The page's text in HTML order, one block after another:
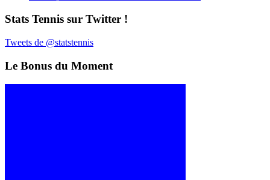
Stats Tennis sur Twitter !
Tweets de @statstennis
Le Bonus du Moment